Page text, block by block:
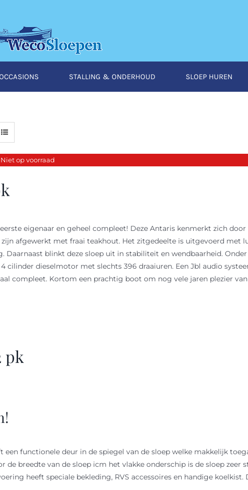
STALLING & ONDERHOUD SLOEP HUREN
Niet op voorraad
eigenaar en geheel compleet! Deze Antaris kenmerkt zich
afgewerkt met fraai teakhout. Het zitgedeelte is uitgevoerd met
Daarnaast blinkt deze sloep uit in stabiliteit en wendbaarheid.
cilinder dieselmotor met slechts 396 draaiuren. Een Jbl audio
compleet. Kortom een prachtig boot om nog vele jaren plezier
pk
een functionele deur in de spiegel van de sloep welke makkelijk
de breedte van de sloep icm het vlakke onderschip is de sloep zeer
heeft speciale bekleding, RVS accessoires en handige koelkist.